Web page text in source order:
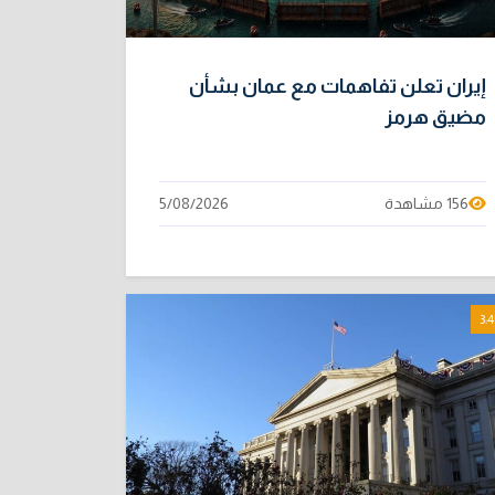
إيران تعلن تفاهمات مع عمان بشأن
مضيق هرمز
156 مشاهدة 5/08/2026